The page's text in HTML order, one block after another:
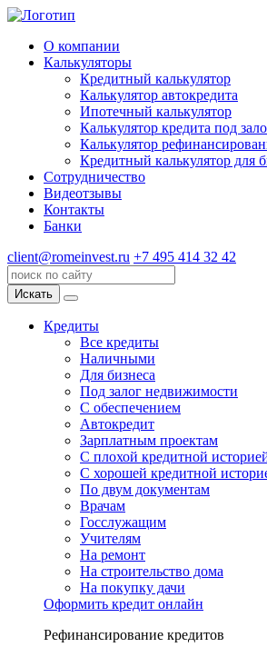
О компании
Калькуляторы
Кредитный калькулятор
Калькулятор автокредита
Ипотечный калькулятор
Калькулятор кредита под
Калькулятор
Кредитный калькулятор для
Сотрудничество
Видеотзывы
Контакты
Банки
client@romeinvest.ru +7 495 414 32 42
Искать
Кредиты
Все кредиты
Наличными
Для бизнеса
Под залог недвижимости
С обеспечением
Автокредит
Зарплатным проектам
С плохой кредитной
С хорошей кредитной
По двум документам
Врачам
Госслужащим
Учителям
На ремонт
На строительство дома
На покупку дачи
Оформить кредит онлайн
Рефинансирование кредитов